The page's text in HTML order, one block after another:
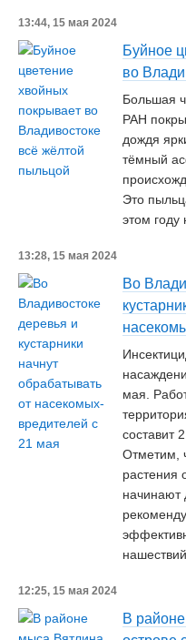
13:44, 15 мая 2024
Буйное
во
Большая
РАН
дождя
тёмный
Это
этом году
13:28, 15 мая 2024
Во
мая.
составит
Отметим,
растения
начинают
12:25, 15 мая 2024
В